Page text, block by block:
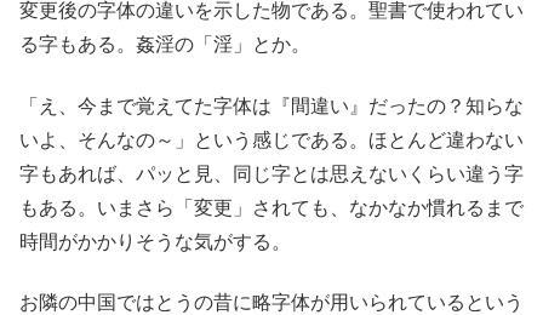
変更後の字体の違いを示した物である。聖書で使われてい
る字もある。姦淫の「淫」とか。
「え、今まで覚えてた字体は『間違い』だったの？知らな
いよ、そんなの～」という感じである。ほとんど違わない
字もあれば、パッと見、同じ字とは思えないくらい違う字
もある。いまさら「変更」されても、なかなか慣れるまで
時間がかかりそうな気がする。
お隣の中国ではとうの昔に略字体が用いられているという